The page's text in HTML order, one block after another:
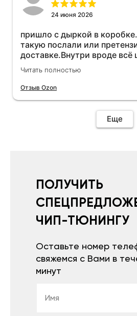
24 июня 2026
пришло с дыркой в
такую послали или
доставке.Внутри вроде всё
раза установить не
может интернет дурит.
упаковку с дыркой.Как
иначе не качает без него.
всё установилось по работе
увеличился.Всем
Читать полностью
Отзыв Ozon
Еще
ПОЛУЧИТЬ
ЧИП-ТЮНИНГУ
Оставьте номер
свяжемся с Вами в
минут